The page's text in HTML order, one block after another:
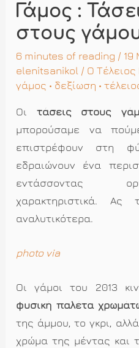
Γάμος :
στους
6 minutes of reading / 19
elenitsanikol / Ο
γάμος • δεξίωση •
Οι τάσεις στους
μπορούσαμε να
επιστρέφουν στη
εδραιώνουν ένα
εντάσσοντας
χαρακτηριστικά.
αναλυτικότερα.
photo via
Οι γάμοι του 2013
φυσική παλέτα
της άμμου, το γκρι,
χρώμα της μέντας και